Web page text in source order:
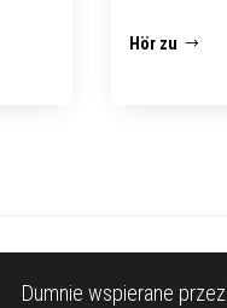
Hör zu
Dumnie wspierane przez